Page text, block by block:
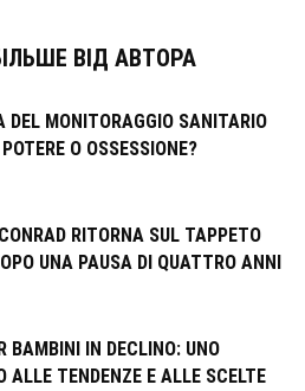
ВІД АВТОРА
DEL MONITORAGGIO SANITARIO
O OSSESSIONE?
RITORNA SUL TAPPETO
UNA PAUSA DI QUATTRO ANNI
BAMBINI IN DECLINO: UNO
ALLE TENDENZE E ALLE SCELTE